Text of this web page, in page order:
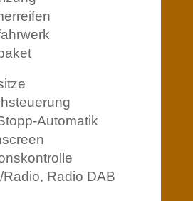
Automatik
Radio, Radio DAB